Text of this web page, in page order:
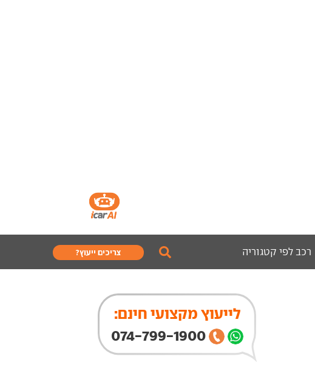
רכב לפי קטגוריה צריכים ייעוץ?
לייעוץ מקצועי חינם:
074-799-1900